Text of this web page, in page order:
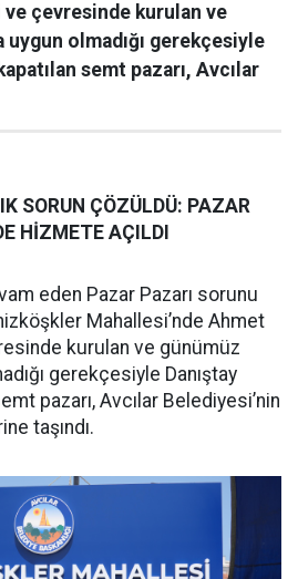
ve çevresinde kurulan ve
uygun olmadığı gerekçesiyle
semt pazarı, Avcılar
SORUN ÇÖZÜLDÜ: PAZAR
HİZMETE AÇILDI
eden Pazar Pazarı sorunu
Mahallesi’nde Ahmet
kurulan ve günümüz
gerekçesiyle Danıştay
pazarı, Avcılar Belediyesi’nin
taşındı.